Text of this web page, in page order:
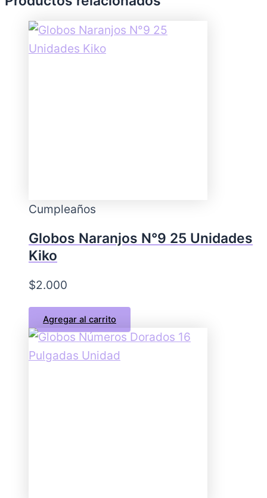
Cumpleaños
Globos Naranjos N°9 25 Unidades
Kiko
$2.000
Agregar al carrito